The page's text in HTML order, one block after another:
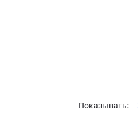
Показывать: